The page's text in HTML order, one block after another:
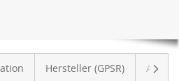
Hersteller (GPSR) Avis